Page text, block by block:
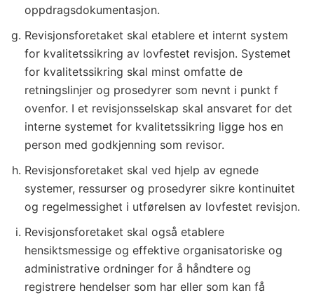
/
2
0
1
4
oppdragsdokumentasjon.
Revisjonsforetaket skal etablere et internt system
for kvalitetssikring av lovfestet revisjon. Systemet
for kvalitetssikring skal minst omfatte de
retningslinjer og prosedyrer som nevnt i punkt f
ovenfor. I et revisjonsselskap skal ansvaret for det
interne systemet for kvalitetssikring ligge hos en
person med godkjenning som revisor.
Revisjonsforetaket skal ved hjelp av egnede
systemer, ressurser og prosedyrer sikre kontinuitet
og regelmessighet i utførelsen av lovfestet revisjon.
Revisjonsforetaket skal også etablere
hensiktsmessige og effektive organisatoriske og
administrative ordninger for å håndtere og
registrere hendelser som har eller som kan få